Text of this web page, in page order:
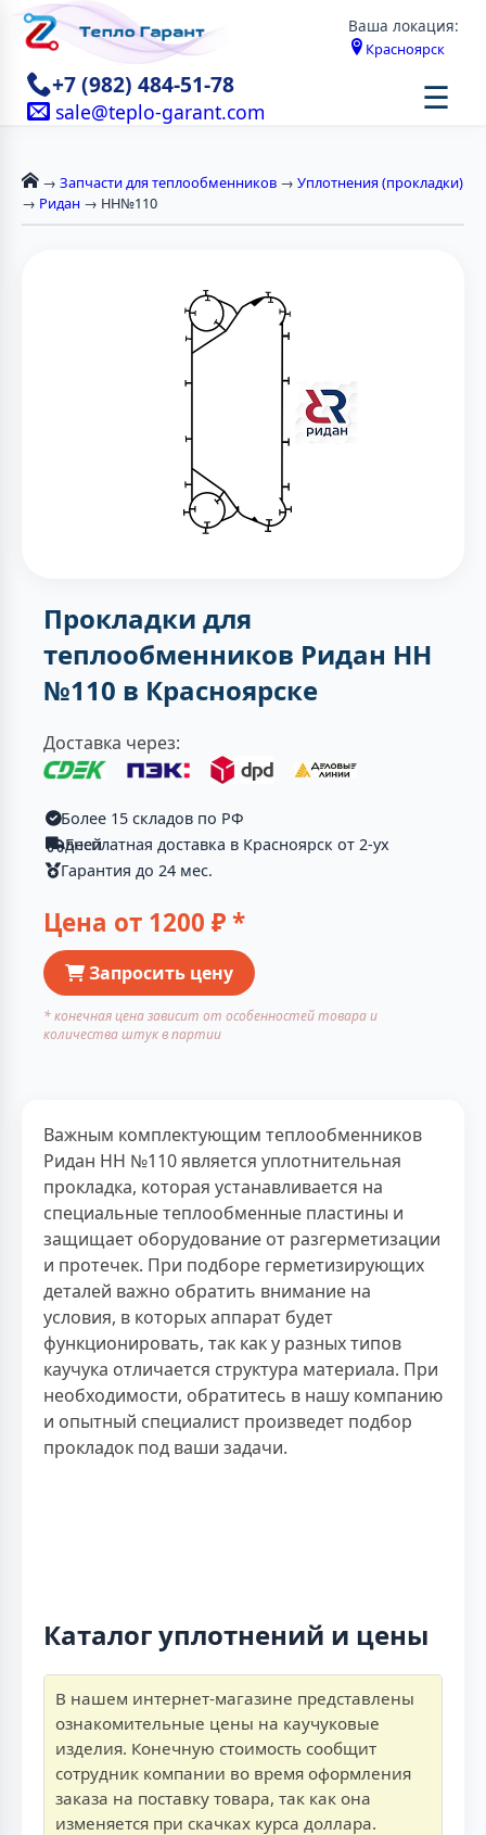
Ваша локация:
Красноярск
+7 (982) 484-51-78
sale@teplo-garant.com ☰
→ Запчасти для теплообменников → Уплотнения (прокладки)
→ Ридан → НН№110
Прокладки для
теплообменников Ридан НН
№110 в Красноярске
Доставка через:
Более 15 складов по РФ
Бесплатная доставка в Красноярск от 2-ух дней
Гарантия до 24 мес.
Цена от 1200 ₽ *
Запросить цену
* конечная цена зависит от особенностей товара и
количества штук в партии
Важным комплектующим теплообменников
Ридан НН №110 является уплотнительная
прокладка, которая устанавливается на
специальные теплообменные пластины и
защищает оборудование от разгерметизации
и протечек. При подборе герметизирующих
деталей важно обратить внимание на
условия, в которых аппарат будет
функционировать, так как у разных типов
каучука отличается структура материала. При
необходимости, обратитесь в нашу компанию
и опытный специалист произведет подбор
прокладок под ваши задачи.
Каталог уплотнений и цены
В нашем интернет-магазине представлены
ознакомительные цены на каучуковые
изделия. Конечную стоимость сообщит
сотрудник компании во время оформления
заказа на поставку товара, так как она
изменяется при скачках курса доллара.